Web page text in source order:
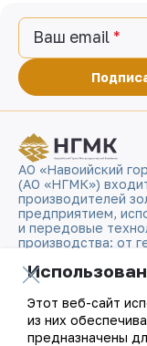
Ваш email
АО «Навоийский
(АО «НГМК»)
производителей
предприятием,
и передовые
производства: от
со знаком пробы
Узбекистана на
О компании
Этот веб-сайт
из них
предназначены